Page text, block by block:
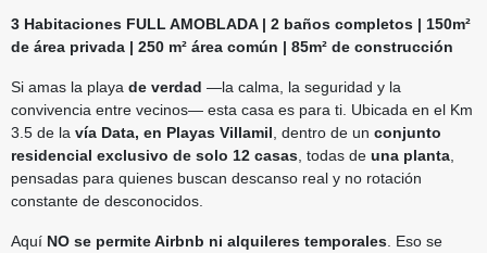
3 Habitaciones FULL AMOBLADA | 2 baños completos | 150m²
de área privada | 250 m² área común | 85m² de construcción
Si amas la playa de verdad —la calma, la seguridad y la
convivencia entre vecinos— esta casa es para ti. Ubicada en el Km
3.5 de la vía Data, en Playas Villamil , dentro de un conjunto
residencial exclusivo de solo 12 casas , todas de una planta
pensadas para quienes buscan descanso real y no rotación
constante de desconocidos.
Aquí NO se permite Airbnb ni alquileres temporales . Eso se